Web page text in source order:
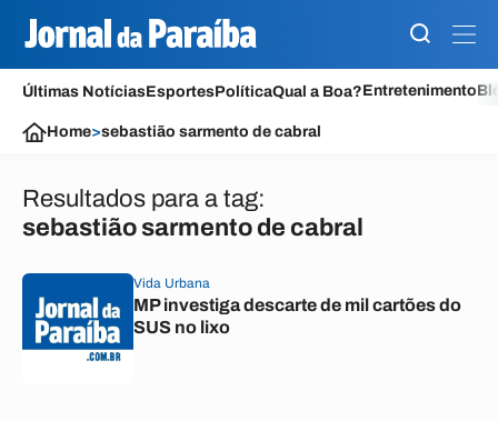
Últimas NotíciasEsportesPolíticaQual a Boa?Entretenimento
Home>sebastião sarmento de cabral
Resultados para a tag:
sebastião sarmento de cabral
Vida Urbana
MP investiga descarte de mil cartões do
SUS no lixo